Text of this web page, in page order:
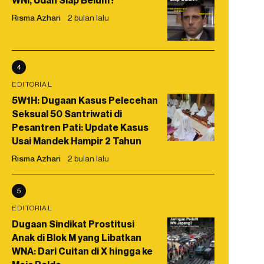
Risma Azhari 2 bulan lalu
4
EDITORIAL
5W1H: Dugaan Kasus Pelecehan
Seksual 50 Santriwati di
Pesantren Pati: Update Kasus
Usai Mandek Hampir 2 Tahun
Risma Azhari 2 bulan lalu
5
EDITORIAL
Dugaan Sindikat Prostitusi
Anak di Blok M yang Libatkan
WNA: Dari Cuitan di X hingga ke